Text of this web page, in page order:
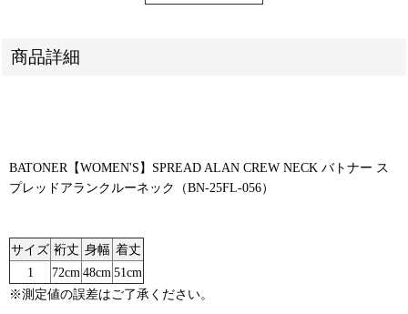
商品詳細
BATONER【WOMEN'S】SPREAD ALAN CREW NECK バトナー ス
プレッドアランクルーネック（BN-25FL-056）
サイズ 裄丈 身幅 着丈
1
72cm 48cm 51cm
※測定値の誤差はご了承ください。